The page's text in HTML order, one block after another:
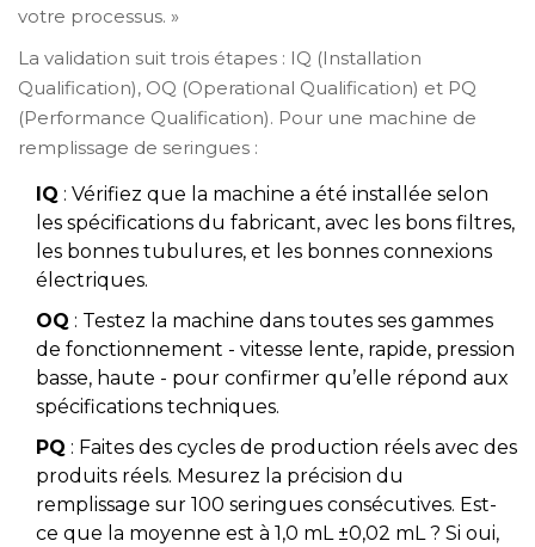
votre processus. »
La validation suit trois étapes : IQ (Installation
Qualification), OQ (Operational Qualification) et PQ
(Performance Qualification). Pour une machine de
remplissage de seringues :
IQ : Vérifiez que la machine a été installée selon
les spécifications du fabricant, avec les bons filtres,
les bonnes tubulures, et les bonnes connexions
électriques.
OQ : Testez la machine dans toutes ses gammes
de fonctionnement - vitesse lente, rapide, pression
basse, haute - pour confirmer qu’elle répond aux
spécifications techniques.
PQ : Faites des cycles de production réels avec des
produits réels. Mesurez la précision du
remplissage sur 100 seringues consécutives. Est-
ce que la moyenne est à 1,0 mL ±0,02 mL ? Si oui,